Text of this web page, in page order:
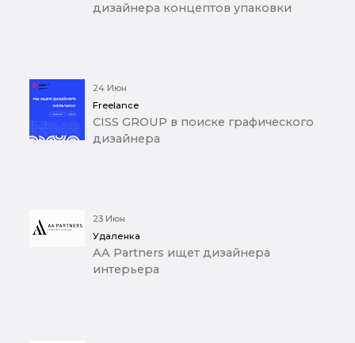
дизайнера концептов упаковки
24 Июн
Freelance
CISS GROUP в поиске графического
дизайнера
23 Июн
Удаленка
AA Partners ищет дизайнера
интерьера